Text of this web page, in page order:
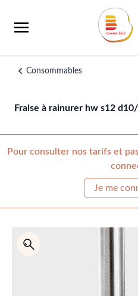
Consommables
Fraise à rainurer hw s12
Pour consulter nos tarifs et
Je me